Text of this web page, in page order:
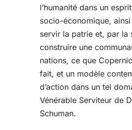
l’humanité dans un
socio-économique,
servir la patrie et, par la
construire une
nations, ce que
fait, et un modèle
d’action dans un tel
Vénérable Serviteur de
Schuman.